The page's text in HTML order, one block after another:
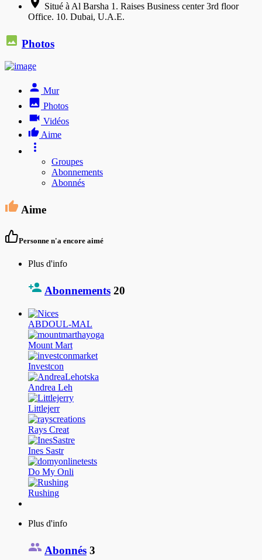
Situé à Al Barsha 1. Raises Business center 3rd floor
Office. 10. Dubai, U.A.E.
Photos
Mur
Photos
Vidéos
Aime
Groupes
Abonnements
Abonnés
Aime
Personne n'a encore aimé
Plus d'info
Abonnements 20
ABDOUL-MAL
Mount Mart
Investcon
Andrea Leh
Littlejerr
Rays Creat
Ines Sastr
Do My Onli
Rushing
Plus d'info
Abonnés 3